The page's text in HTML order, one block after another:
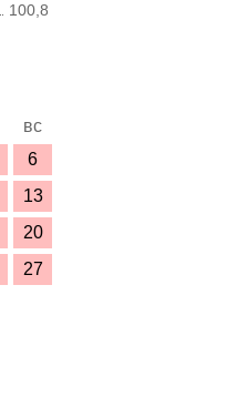
100,8
вс
6
13
20
27